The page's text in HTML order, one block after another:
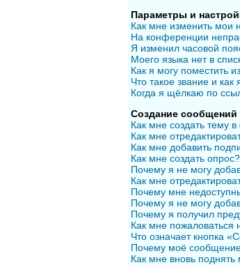
Параметры и
Как мне изменить мои
На конференции
Я изменил часовой
Моего языка нет в
Как я могу поместить
Что такое звание и как
Когда я щёлкаю по
Создание сообщений
Как мне создать тему
Как мне
Как мне добавить
Как мне создать опрос?
Почему я не могу
Как мне
Почему мне
Почему я не могу
Почему я получил
Как мне
Что означает кнопка
Почему моё
Как мне вновь